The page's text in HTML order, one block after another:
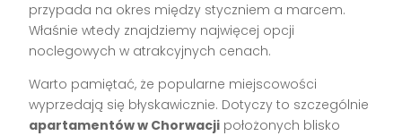
przypada na okres między styczniem a marcem.
Właśnie wtedy znajdziemy najwięcej opcji
noclegowych w atrakcyjnych cenach.
Warto pamiętać, że popularne miejscowości
wyprzedają się błyskawicznie. Dotyczy to szczególnie
apartamentów w Chorwacji położonych blisko